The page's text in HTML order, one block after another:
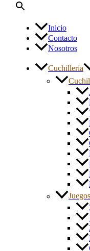
Inicio
Contacto
Nosotros
Cuchillería